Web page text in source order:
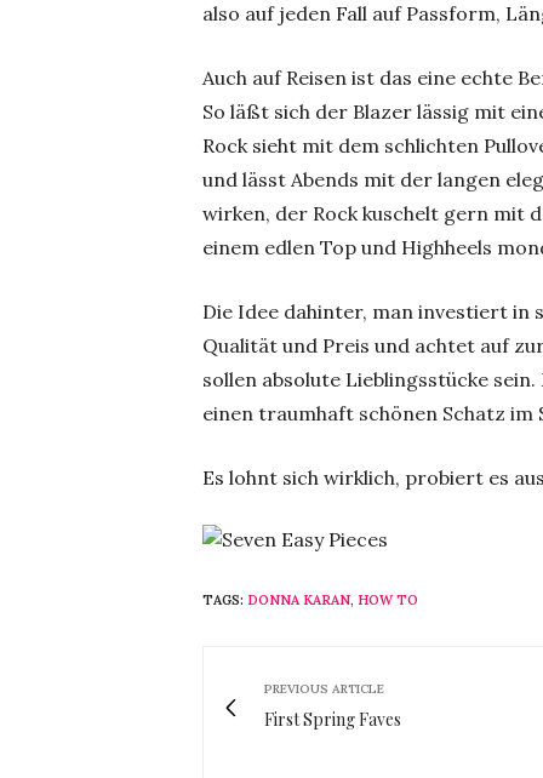
also auf jeden Fall auf Passform,
Auch auf Reisen ist das eine echte
So läßt sich der Blazer lässig mit
Rock sieht mit dem schlichten
und lässt Abends mit der langen
wirken, der Rock kuschelt gern mit
einem edlen Top und Highheels
Die Idee dahinter, man investiert in
Qualität und Preis und achtet auf
sollen absolute Lieblingsstücke
einen traumhaft schönen Schatz im
Es lohnt sich wirklich, probiert es
TAGS: DONNA KARAN, HOW TO
PREVIOUS ARTICLE
First Spring Faves